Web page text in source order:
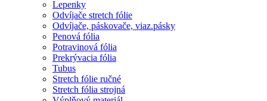
Lepenky
Odvíjače stretch fólie
Odvíjače, páskovače, viaz.pásky
Penová fólia
Potravinová fólia
Prekrývacia fólia
Tubus
Stretch fólie ručné
Stretch fólia strojná